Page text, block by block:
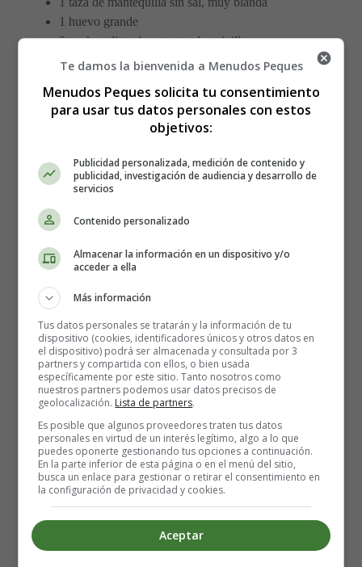
1 huevo grande
2 cucharaditas de extracto de vainilla
Sprinkles (perlas de azúcar)
1/2 cucharadita de bicarbonato de sodio
1/2 cucharadita de cremor tártaro
Mini trozos de chocolate recubiertos de caramelo
Semillas de girasol cubiertas de chocolate
Glasé real - (Receta más abajo)
*Utiliza una cuchara para llenar la taza medidora con
harina hasta obtener la cantidad necesaria. Si se vierte la
taza medidora directamente en la bolsa de harina, la
harina quedará firmemente compactada y se utilizará
demasiada harina para la receta.
Elaboración de las Galletas de
azúcar con forma de calavera:
Precalentar el horno a 180ºC.
Bate la mantequilla hasta que esté muy ligera y cremosa.
Añade el azúcar y continúa batiendo hasta que esté ligero
y esponjoso. Añade el huevo, la vainilla y la sal y bate
hasta que estén muy bien combinados.
Tamizar la harina, el bicarbonato y el crémor tártaro
Te damos la bienvenida a Menudos Peques
Menudos Peques solicita tu consentimiento
para usar tus datos personales con estos
objetivos:
Publicidad personalizada, medición de contenido y
publicidad, investigación de audiencia y desarrollo de
servicios
Contenido personalizado
Almacenar la información en un dispositivo y/o
acceder a ella
Más información
Tus datos personales se tratarán y la información de tu
dispositivo (cookies, identificadores únicos y otros datos en
el dispositivo) podrá ser almacenada y consultada por 3
partners y compartida con ellos, o bien usada
específicamente por este sitio. Tanto nosotros como
nuestros partners podemos usar datos precisos de
geolocalización. Lista de partners.
Es posible que algunos proveedores traten tus datos
personales en virtud de un interés legítimo, algo a lo que
puedes oponerte gestionando tus opciones a continuación.
En la parte inferior de esta página o en el menú del sitio,
busca un enlace para gestionar o retirar el consentimiento en
la configuración de privacidad y cookies.
Aceptar